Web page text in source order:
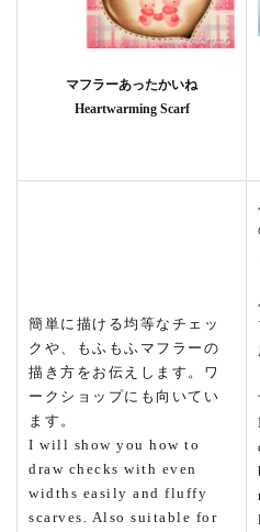
マフラーあったかいね
Heartwarming Scarf
簡単に描ける均等なチェッ
クや、もふもふマフラーの
描き方をお伝えします。ワ
ークショップにも向いてい
ます。
I will show you how to
draw checks with even
widths easily and fluffy
scarves. Also suitable for